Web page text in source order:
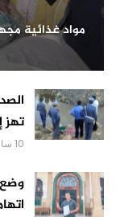
مواد غذائية
تهز
10 ساعات منذ
وضع